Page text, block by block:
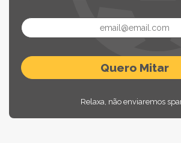
Relaxa, não enviaremos